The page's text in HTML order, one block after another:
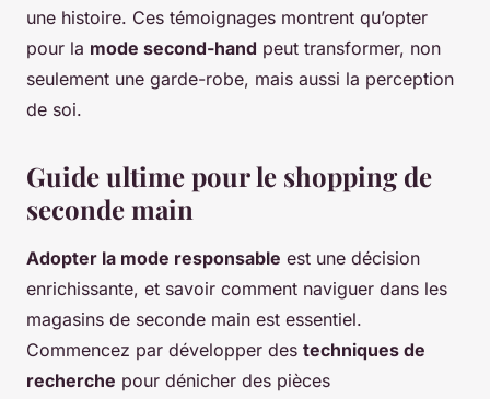
une histoire. Ces témoignages montrent qu’opter
pour la mode second-hand peut transformer, non
seulement une garde-robe, mais aussi la perception
de soi.
Guide ultime pour le shopping de
seconde main
Adopter la mode responsable est une décision
enrichissante, et savoir comment naviguer dans les
magasins de seconde main est essentiel.
Commencez par développer des techniques de
recherche pour dénicher des pièces